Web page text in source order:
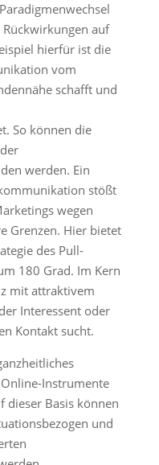
auf
hierfür ist die
vom
schafft und
So können die
werden. Ein
stößt
wegen
Grenzen. Hier bietet
des Pull-
180 Grad. Im Kern
mit attraktivem
Interessent oder
Kontakt sucht.
Instrumente
dieser Basis können
und